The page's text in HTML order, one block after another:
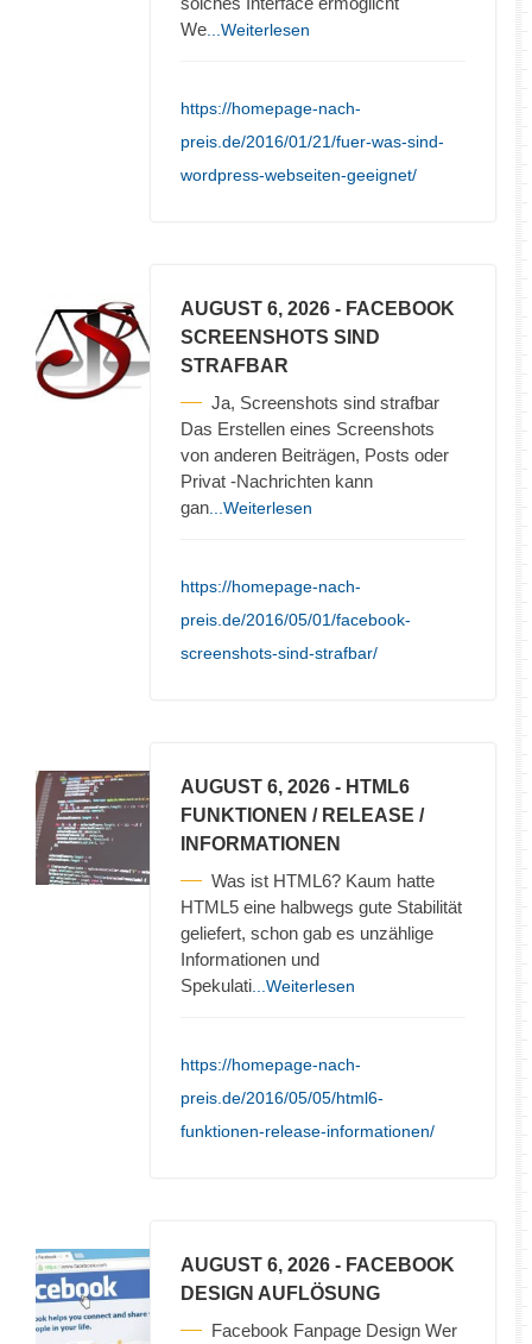
We ...Weiterlesen
https://homepage-nach-
preis.de/2016/01/21/fuer-was-sind-
wordpress-webseiten-geeignet/
AUGUST 6, 2026 - FACEBOOK
SCREENSHOTS SIND
STRAFBAR
Ja, Screenshots sind strafbar
Das Erstellen eines Screenshots
von anderen Beiträgen, Posts oder
Privat -Nachrichten kann
gan ...Weiterlesen
https://homepage-nach-
preis.de/2016/05/01/facebook-
screenshots-sind-strafbar/
AUGUST 6, 2026 - HTML6
FUNKTIONEN / RELEASE /
INFORMATIONEN
Was ist HTML6? Kaum hatte
HTML5 eine halbwegs gute Stabilität
geliefert, schon gab es unzählige
Informationen und
Spekulati ...Weiterlesen
https://homepage-nach-
preis.de/2016/05/05/html6-
funktionen-release-informationen/
AUGUST 6, 2026 - FACEBOOK
DESIGN AUFLÖSUNG
Facebook Fanpage Design Wer